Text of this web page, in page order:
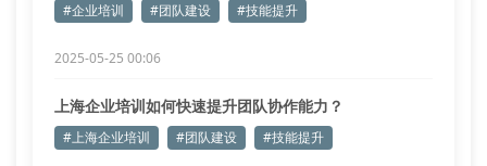
#企业培训 #团队建设 #技能提升
2025-05-25 00:06
上海企业培训如何快速提升团队协作能力？
#上海企业培训 #团队建设 #技能提升